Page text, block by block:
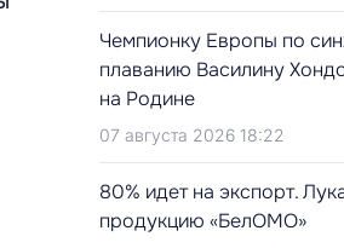
Чемпионку Европы по
плаванию Василину
на Родине
07 августа 2026 18:22
80% идет на экспорт.
продукцию «БелОМО»